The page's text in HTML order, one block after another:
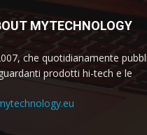
MYTECHNOLOGY
che quotidianamente
prodotti hi-tech e le